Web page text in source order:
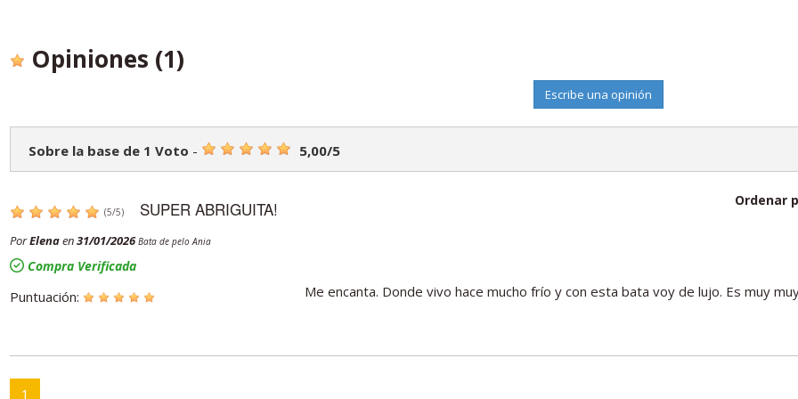
Opiniones (1)
Escribe una opinión
Sobre la base de 1 Voto - 5,00/5
Ordenar
(5/5) SUPER ABRIGUITA!
PorElenaen31/01/2026 Bata de pelo Ania
Compra Verificada
Puntuación: Me encanta. Donde vivo hace mucho frío y con esta bata voy de lujo. Es muy
1